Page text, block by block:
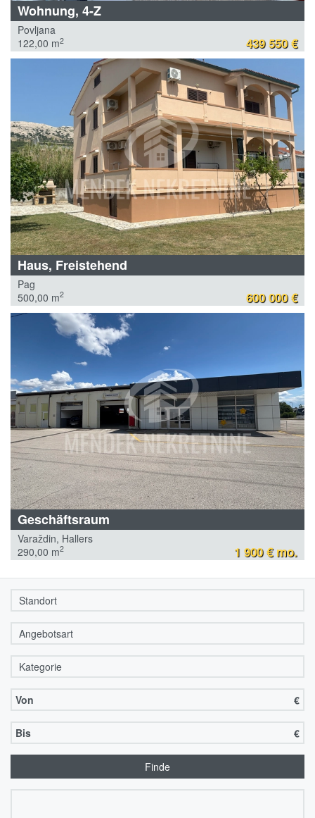
Wohnung, 4-Z
Povljana
122,00 m2 439 550 €
Haus, Freistehend
Pag
500,00 m2 600 000 €
Geschäftsraum
Varaždin, Hallers
290,00 m2 1 900 € mo.
Von €
Bis €
Finde